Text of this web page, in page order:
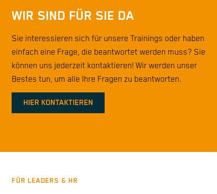
WIR SIND FÜR SIE DA
Sie interessieren sich für unsere Trainings oder haben
einfach eine Frage, die beantwortet werden muss? Sie
können uns jederzeit kontaktieren! Wir werden unser
Bestes tun, um alle Ihre Fragen zu beantworten.
HIER KONTAKTIEREN
FÜR LEADERS & HR